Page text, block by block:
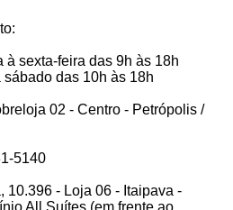
sexta-feira das 9h às 18h
das 10h às 18h
02 - Centro - Petrópolis /
5140
10.396 - Loja 06 - Itaipava -